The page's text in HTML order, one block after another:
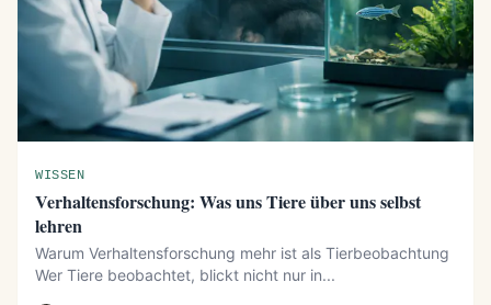
WISSEN
Verhaltensforschung: Was uns Tiere über uns selbst
lehren
Warum Verhaltensforschung mehr ist als Tierbeobachtung
Wer Tiere beobachtet, blickt nicht nur in...